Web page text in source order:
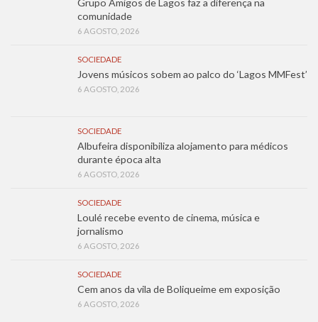
Grupo Amigos de Lagos faz a diferença na
comunidade
6 AGOSTO, 2026
SOCIEDADE
Jovens músicos sobem ao palco do ‘Lagos MMFest’
6 AGOSTO, 2026
SOCIEDADE
Albufeira disponibiliza alojamento para médicos
durante época alta
6 AGOSTO, 2026
SOCIEDADE
Loulé recebe evento de cinema, música e
jornalismo
6 AGOSTO, 2026
SOCIEDADE
Cem anos da vila de Boliqueime em exposição
6 AGOSTO, 2026